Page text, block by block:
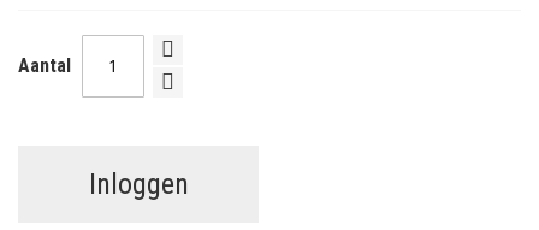
Aantal
Inloggen